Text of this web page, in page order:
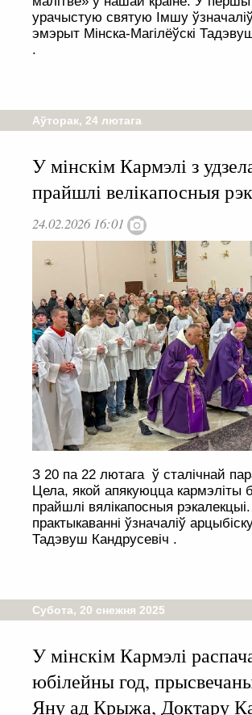
урачыстую святую Імшу
эмэрыт Мінска-Магілёўскі
.
Аўторак, 24 лютага
У мінскім Кармэлі з
прайшлі велікапосныя
24.02.2026 16:01
З 20 па 22 лютага ў сталічнай
Цела, якой апякуюцца кармэліты
прайшлі вялікапосныя
практыкаванні ўзначаліў
Тадэвуш Кандрусевіч .
Субота, 20 снежня 2025
У мінскім Кармэлі
юбілейны год,
Яну ад Крыжа, Доктару